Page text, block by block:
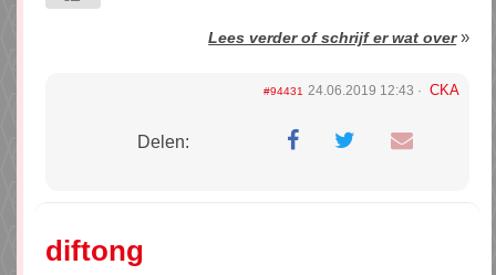
Lees verder of schrijf er wat over»
#94431 24.06.2019 12:43 CKA
Delen:
diftong